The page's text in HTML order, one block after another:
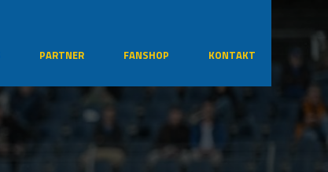
PARTNER FANSHOP KONTAKT